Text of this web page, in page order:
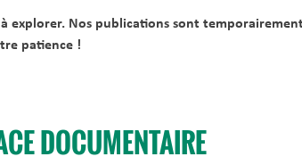
Nos publications sont
patience !
DOCUMENTAIRE